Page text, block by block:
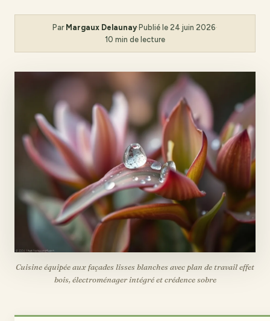
Par Margaux Delaunay·Publié le 24 juin 2026·
10 min de lecture
Cuisine équipée aux façades lisses blanches avec plan de travail effet
bois, électroménager intégré et crédence sobre